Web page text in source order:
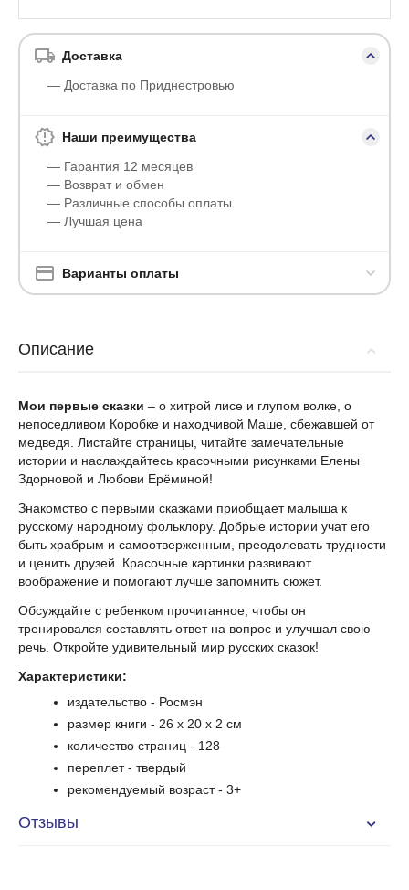
Доставка
— Доставка по Приднестровью
Наши преимущества
— Гарантия 12 месяцев
— Возврат и обмен
— Различные способы оплаты
— Лучшая цена
Варианты оплаты
Описание
Мои первые сказки – о хитрой лисе и глупом волке, о
непоседливом Коробке и находчивой Маше, сбежавшей от
медведя. Листайте страницы, читайте замечательные
истории и наслаждайтесь красочными рисунками Елены
Здорновой и Любови Ерёминой!
Знакомство с первыми сказками приобщает малыша к
русскому народному фольклору. Добрые истории учат его
быть храбрым и самоотверженным, преодолевать трудности
и ценить друзей. Красочные картинки развивают
воображение и помогают лучше запомнить сюжет.
Обсуждайте с ребенком прочитанное, чтобы он
тренировался составлять ответ на вопрос и улучшал свою
речь. Откройте удивительный мир русских сказок!
Характеристики:
издательство - Росмэн
размер книги - 26 x 20 x 2 см
количество страниц - 128
переплет - твердый
рекомендуемый возраст - 3+
Отзывы